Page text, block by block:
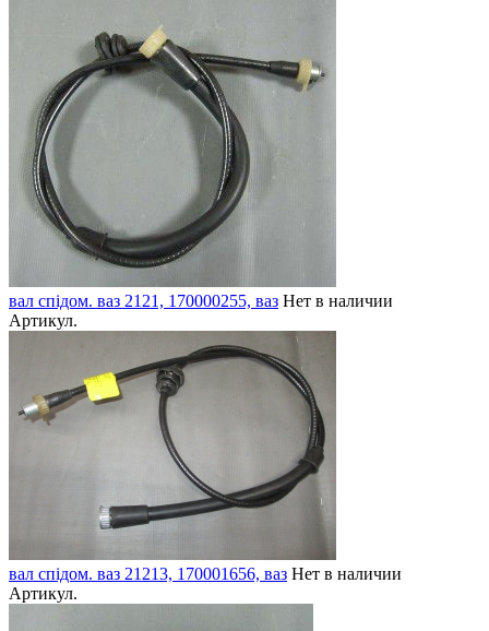
вал спідом. ваз 2121, 170000255, ваз Нет в наличии
Артикул.
вал спідом. ваз 21213, 170001656, ваз Нет в наличии
Артикул.